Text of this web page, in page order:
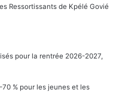
Ressortissants de Kpélé Govié
pour la rentrée 2026-2027,
% pour les jeunes et les